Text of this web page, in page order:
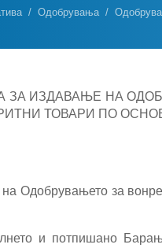
Одобрувања
ЗА ИЗДАВАЊЕ НА
ТОВАРИ ПО
на Одобрувањето за
и потпишано